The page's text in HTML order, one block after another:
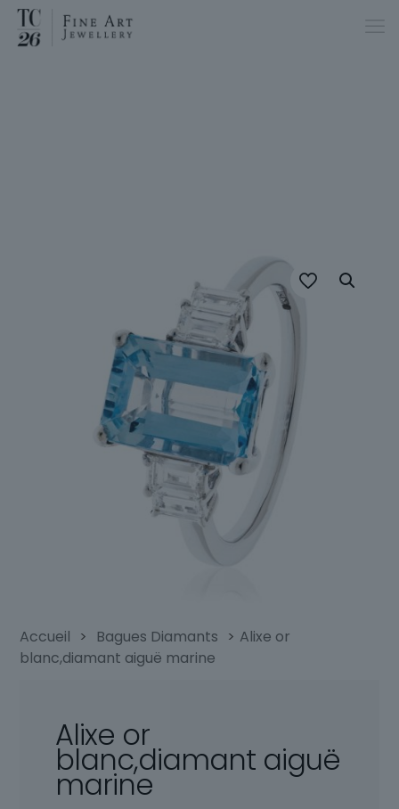
Accueil > Bagues Diamants > Alixe or
blanc,diamant aiguë marine
Alixe or
blanc,diamant aiguë
marine